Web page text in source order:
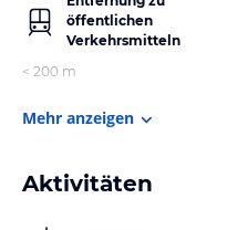
öffentlichen
Verkehrsmitteln
< 200 m
Mehr anzeigen
Aktivitäten